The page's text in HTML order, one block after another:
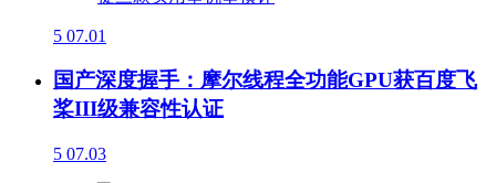
5 07.01
国产深度握手：摩尔线程全功能GPU获百度飞
桨III级兼容性认证
5 07.03